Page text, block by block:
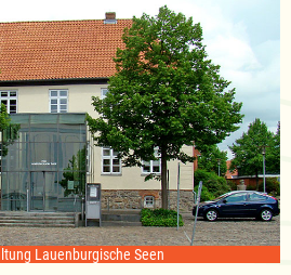
Lauenburgische Seen